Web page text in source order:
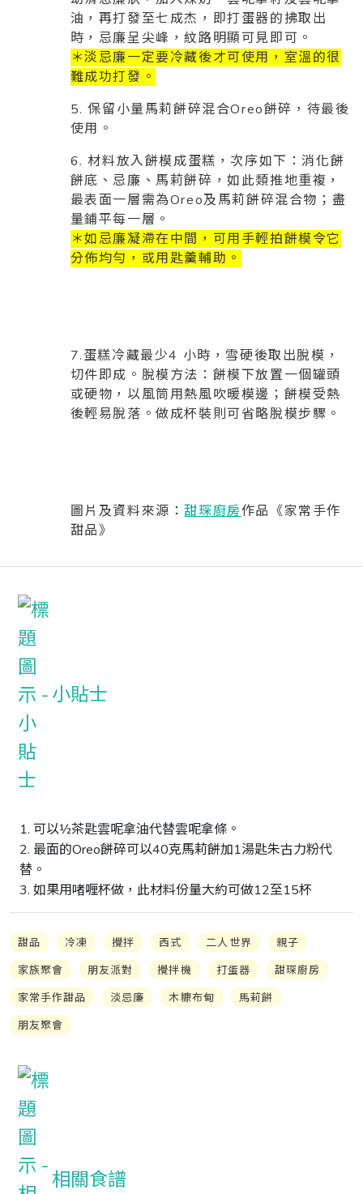
油，再打發至七成杰，即打蛋器的拂取出
時，忌廉呈尖峰，紋路明顯可見即可。
＊淡忌廉一定要冷藏後才可使用，室溫的很
難成功打發。
5. 保留小量馬莉餅碎混合Oreo餅碎，待最後
使用。
6. 材料放入餅模成蛋糕，次序如下：消化餅
餅底、忌廉、馬莉餅碎，如此類推地重複，
最表面一層需為Oreo及馬莉餅碎混合物；盡
量鋪平每一層。
＊如忌廉凝滯在中間，可用手輕拍餅模令它
分佈均勻，或用匙羹輔助。
7.蛋糕冷藏最少4 小時，雪硬後取出脫模，
切件即成。脫模方法：餅模下放置一個罐頭
或硬物，以風筒用熱風吹暖模邊；餅模受熱
後輕易脫落。做成杯裝則可省略脫模步驟。
圖片及資料來源：甜琛廚房作品《家常手作
甜品》
小貼士
1. 可以½茶匙雲呢拿油代替雲呢拿條。
2. 最面的Oreo餅碎可以40克馬莉餅加1湯匙朱古力粉代
替。
3. 如果用啫喱杯做，此材料份量大約可做12至15杯
甜品 冷凍 攪拌 西式 二人世界
親子
家族聚會
朋友派對 攪拌機 打蛋器
甜琛廚房
家常手作甜品
淡忌廉 木糠布甸
馬莉餅
朋友聚會
相關食譜